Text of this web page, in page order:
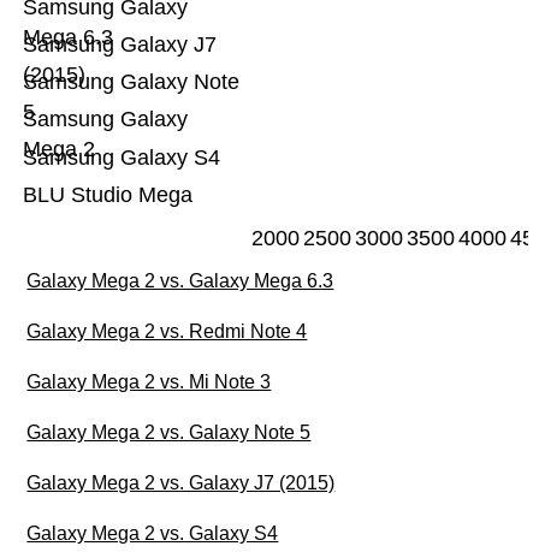
BLU Studio Mega
Samsung Galaxy S4
Samsung Galaxy
Mega 2
Samsung Galaxy Note
5
Samsung Galaxy J7
(2015)
Samsung Galaxy
Mega 6.3
20002500300035004000
Galaxy Mega 2 vs. Galaxy Mega 6.3
Galaxy Mega 2 vs. Redmi Note 4
Galaxy Mega 2 vs. Mi Note 3
Galaxy Mega 2 vs. Galaxy Note 5
Galaxy Mega 2 vs. Galaxy J7 (2015)
Galaxy Mega 2 vs. Galaxy S4